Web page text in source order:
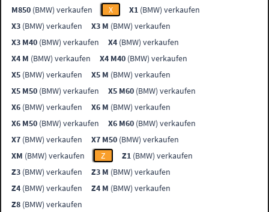
M850 (BMW) verkaufen X X1 (BMW) verkaufen
X3 (BMW) verkaufen X3 M (BMW) verkaufen
X3 M40 (BMW) verkaufen X4 (BMW) verkaufen
X4 M (BMW) verkaufen X4 M40 (BMW) verkaufen
X5 (BMW) verkaufen X5 M (BMW) verkaufen
X5 M50 (BMW) verkaufen X5 M60 (BMW) verkaufen
X6 (BMW) verkaufen X6 M (BMW) verkaufen
X6 M50 (BMW) verkaufen X6 M60 (BMW) verkaufen
X7 (BMW) verkaufen X7 M50 (BMW) verkaufen
XM (BMW) verkaufen Z Z1 (BMW) verkaufen
Z3 (BMW) verkaufen Z3 M (BMW) verkaufen
Z4 (BMW) verkaufen Z4 M (BMW) verkaufen
Z8 (BMW) verkaufen